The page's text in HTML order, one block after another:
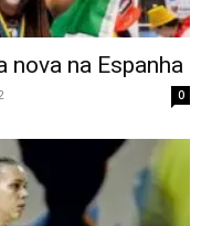
nova na Espanha
0